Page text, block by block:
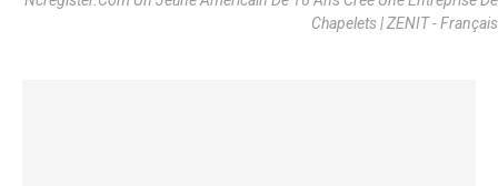
Chapelets | ZENIT - Français